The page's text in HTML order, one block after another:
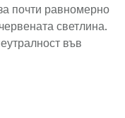
почти равномерно
светлина.
във
за да се
всяка от